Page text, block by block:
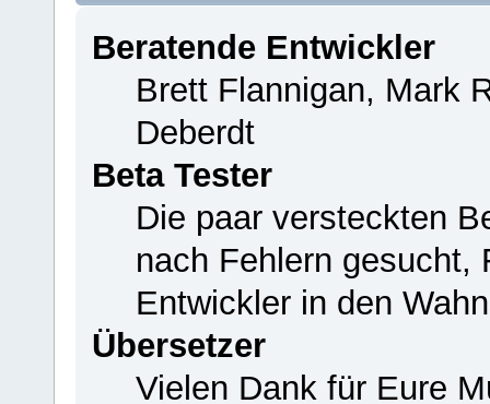
Beratende Entwickler
Brett Flannigan, Mark
Deberdt
Beta Tester
Die paar versteckten
nach Fehlern gesucht,
Entwickler in den
Übersetzer
Vielen Dank für Eure